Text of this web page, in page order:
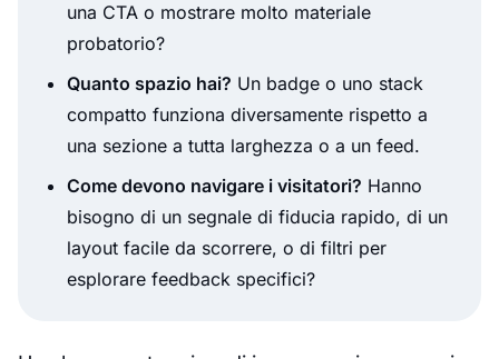
una CTA o mostrare molto materiale
probatorio?
Quanto spazio hai? Un badge o uno stack
compatto funziona diversamente rispetto a
una sezione a tutta larghezza o a un feed.
Come devono navigare i visitatori? Hanno
bisogno di un segnale di fiducia rapido, di un
layout facile da scorrere, o di filtri per
esplorare feedback specifici?